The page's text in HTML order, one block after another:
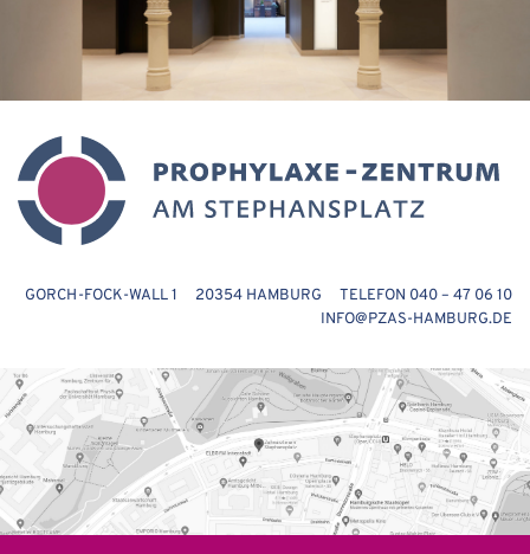
GORCH-FOCK-WALL 1 20354 HAMBURG TELEFON 040 – 47 06 10
INFO@PZAS-HAMBURG.DE